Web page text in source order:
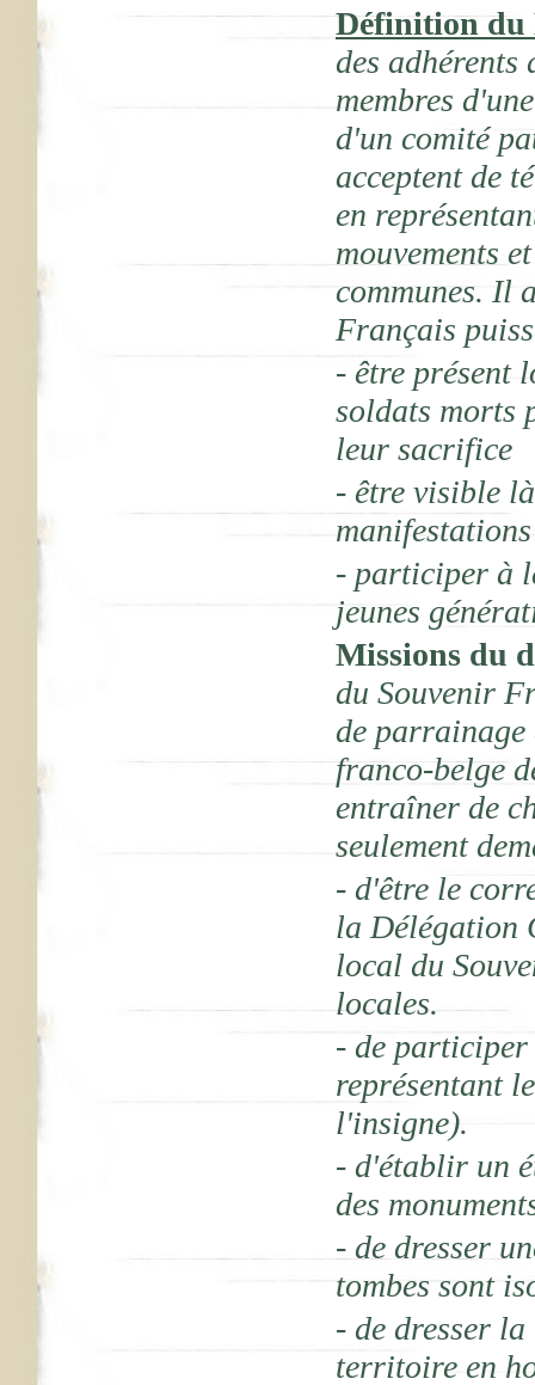
Définition du
des
membres
d'un comité
acceptent de
en
mouvements
communes. Il
Français
- être présent
soldats morts
leur sacrifice
- être visible
- participer à
jeunes
Missions du
du Souvenir
de parrainage
franco-belge
entraîner de
seulement
- d'être le
la Délégation
local du
locales.
- de
représentant
l'insigne).
- d'établir un
des
- de dresser
tombes sont
- de dresser
territoire en